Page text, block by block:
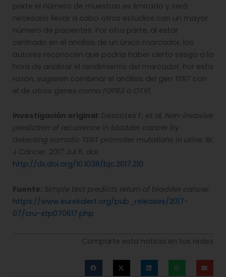
parte el número de muestras es limitado y será
necesario llevar a cabo otros estudios con un mayor
número de pacientes. Por otra parte, al estar
centrado en el análisis de un único marcador, los
autores reconocen que podría haber cierto sesgo a la
hora de analizar el rendimiento del marcador. Por esta
razón, sugieren combinar el análisis del gen TERT con
el de otros genes como FGFR3 o OTX1.
Investigación original: Descotes F, et al. Non-invasive
prediction of recurrence in bladder cancer by
detecting somatic TERT promoter mutations in urine. Br
J Cancer. 2017 Jul 6. doi:
http://dx.doi.org/10.1038/bjc.2017.210
Fuente: Simple test predicts return of bladder cancer.
https://www.eurekalert.org/pub_releases/2017-
07/cru-stp070617.php
Comparte esta noticia en tus redes